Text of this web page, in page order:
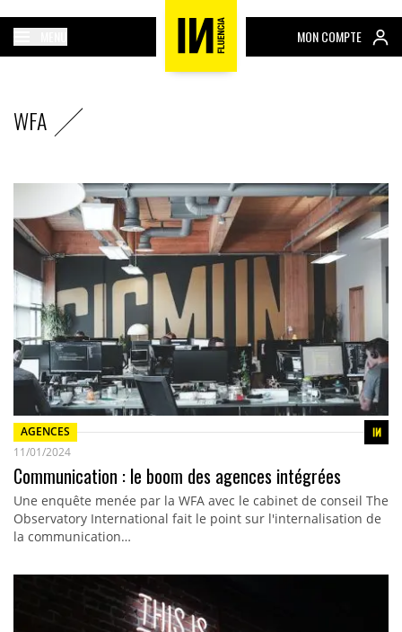
MON COMPTE
WFA
AGENCES
11/01/2024
Communication : le boom des agences intégrées
Une enquête menée par la WFA avec le cabinet de conseil The
Observatory International fait le point sur l'internalisation de
la communication…